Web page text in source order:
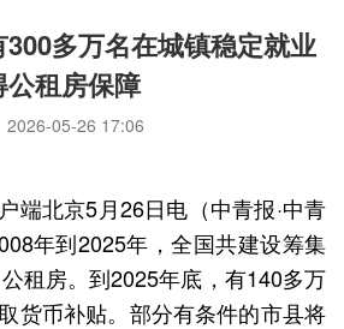
多万名在城镇稳定就业
租房保障
05-26 17:06
端北京5月26日电（中青报·中青
年到2025年，全国共建设筹集
租房。到2025年底，有140多万
货币补贴。部分有条件的市县将